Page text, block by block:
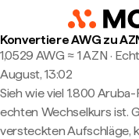
Konvertiere AWG zu
1,0529 AWG ≈ 1 AZN ·
August, 13:02
Sieh wie viel 1.800
echten Wechselkurs ist.
versteckten Aufschläge,